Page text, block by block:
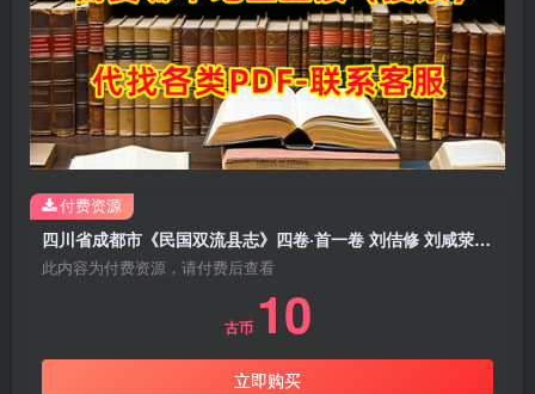
四川省成都市《民国双流县志》四卷·首一卷 刘佶修 刘咸荥纂PDF电子版地方志下载
此内容为付费资源，请付费后查看
古币 10
立即购买
付费资源